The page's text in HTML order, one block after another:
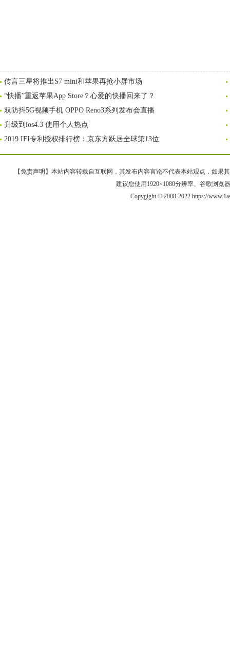
传言三星将推出S7 mini和苹果再抢小屏市场
“快播”重返苹果App Store？心爱的快播回来了？
双防抖5G视频手机 OPPO Reno3系列发布会直播
升级到ios4.3 使用个人热点
2019 IFI专利授权排行榜：京东方跃居全球第13位
【免责声明】本站内容转载自互联网，其发布内容言论不代表本站观点，如果
建议您使用1920×1080分辨率、谷歌浏览
Copygight © 2008-2022 https://